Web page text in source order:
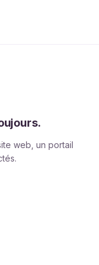
web, un portail